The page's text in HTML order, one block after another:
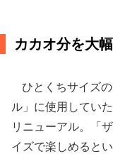
カカオ分を大
ひとくちサイズ
ル」に使用してい
リニューアル。「
イズで楽しめると